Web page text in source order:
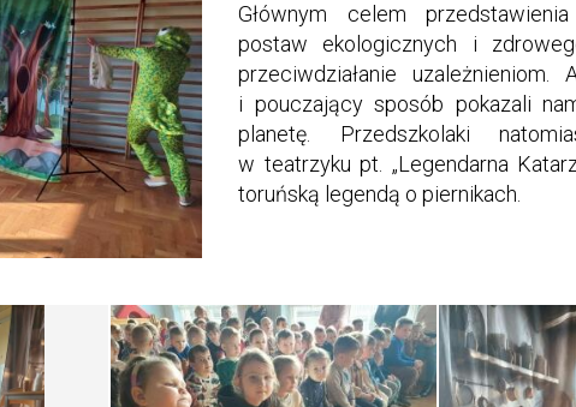
Głównym celem
postaw ekologicznych i
przeciwdziałanie uzależnieniom.
i pouczający sposób pokazali
planetę. Przedszkolaki
w teatrzyku pt. „Legendarna
toruńską legendą o piernikach.